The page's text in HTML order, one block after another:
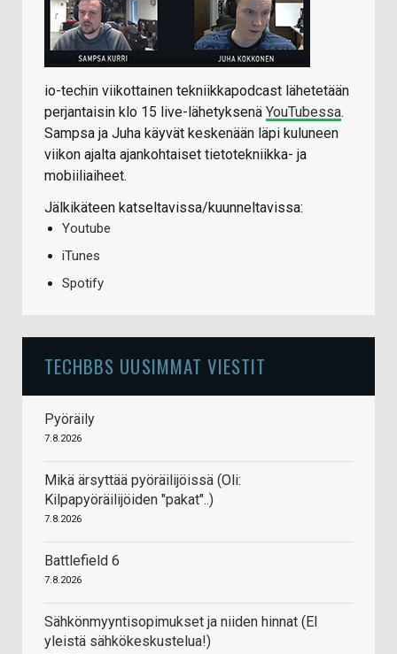
io-techin viikottainen tekniikkapodcast lähetetään
perjantaisin klo 15 live-lähetyksenä YouTubessa.
Sampsa ja Juha käyvät keskenään läpi kuluneen
viikon ajalta ajankohtaiset tietotekniikka- ja
mobiiliaiheet.
Jälkikäteen katseltavissa/kuunneltavissa:
Youtube
iTunes
Spotify
TECHBBS UUSIMMAT VIESTIT
Pyöräily
7.8.2026
Mikä ärsyttää pyöräilijöissä (Oli:
Kilpapyöräilijöiden "pakat"..)
7.8.2026
Battlefield 6
7.8.2026
Sähkönmyyntisopimukset ja niiden hinnat (EI
yleistä sähkökeskustelua!)